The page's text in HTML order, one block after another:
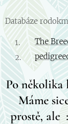
Databáze
The
Po několika
Máme
prostě, ale